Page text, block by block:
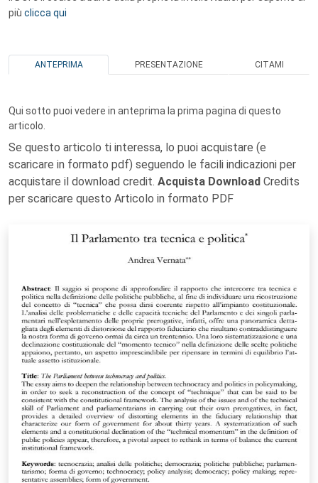
più clicca qui
ANTEPRIMA PRESENTAZIONE CITAMI
Qui sotto puoi vedere in anteprima la prima pagina di questo
articolo.
Se questo articolo ti interessa, lo puoi acquistare (e
scaricare in formato pdf) seguendo le facili indicazioni per
acquistare il download credit. Acquista Download Credits
per scaricare questo Articolo in formato PDF